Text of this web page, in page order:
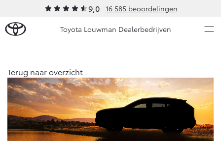
9,0 16.585 beoordelingen
Toyota Louwman Dealerbedrijven
Ons bedrijf
Ons bedrijf
Contact en Route
Modellen
Aygo X
HYBRIDE
Yaris
HYBRIDE
Occasions
Terug naar overzicht